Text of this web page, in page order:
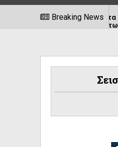
Breaking News
για τα 80 χρόνια του